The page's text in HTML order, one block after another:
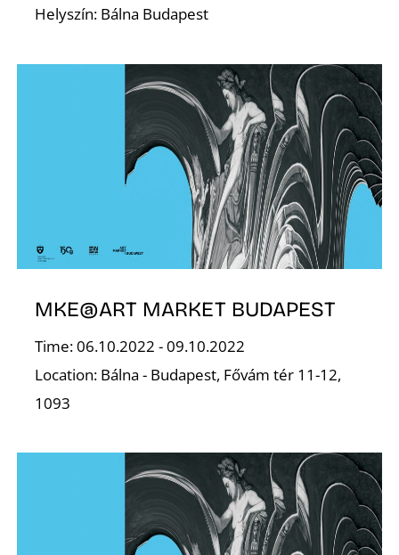
Helyszín: Bálna Budapest
MKE@ART MARKET BUDAPEST
Time: 06.10.2022 - 09.10.2022
Location: Bálna - Budapest, Fővám tér 11-12,
1093